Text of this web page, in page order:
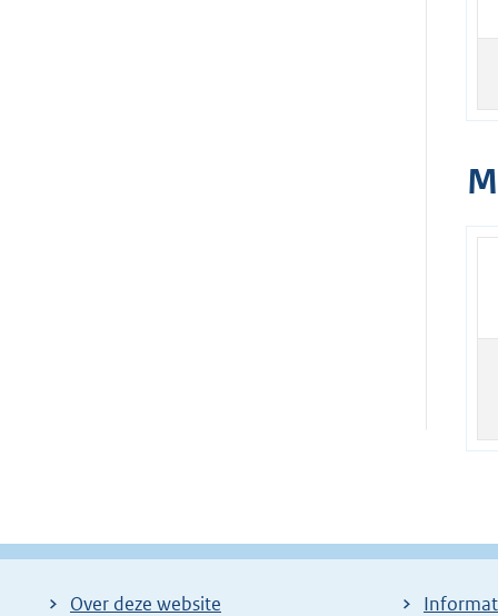
Over deze website